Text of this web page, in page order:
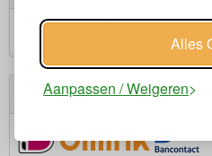
Alles
Aanpassen / Weigeren
Winkelwagen is leeg.
Veilig